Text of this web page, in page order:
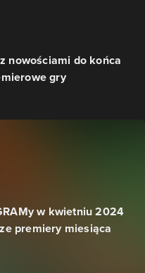
nowościami do końca
gry
w kwietniu 2024
premiery miesiąca